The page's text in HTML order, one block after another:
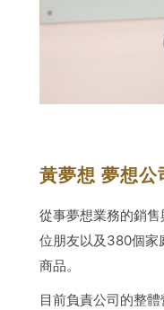
黃夢想 夢想公
從事夢想業務的銷
位朋友以及380個家
商品。
目前負責公司的整